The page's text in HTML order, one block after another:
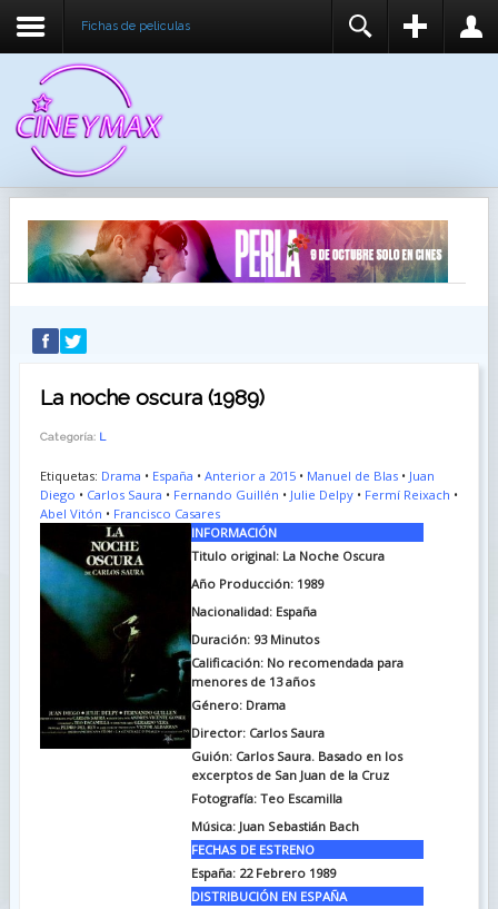
Fichas de peliculas
RECUÉRDEME
IDENTIFICARSE
REGISTER
La noche oscura (1989)
Categoría: L
Etiquetas: Drama • España • Anterior a 2015• Manuel de Blas• Juan
Diego • Carlos Saura • Fernando Guillén • Julie Delpy• Fermí Reixach •
Abel Vitón • Francisco Casares
INFORMACIÓN
Titulo original: La Noche Oscura
Año Producción: 1989
Nacionalidad: España
Duración: 93 Minutos
Calificación: No recomendada para
menores de 13 años
Género: Drama
Director: Carlos Saura
Guión: Carlos Saura. Basado en los
excerptos de San Juan de la Cruz
Fotografía: Teo Escamilla
Música: Juan Sebastián Bach
FECHAS DE ESTRENO
España: 22 Febrero 1989
DISTRIBUCIÓN EN ESPAÑA